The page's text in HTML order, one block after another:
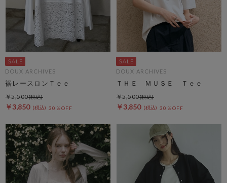
DOUX ARCHIVES
裾レースロンＴｅｅ
￥3,850 30％OFF
￥5,500
DOUX ARCHIVES
ＴＨＥ ＭＵＳＥ Ｔｅｅ
￥3,850 30％OFF
￥5,500